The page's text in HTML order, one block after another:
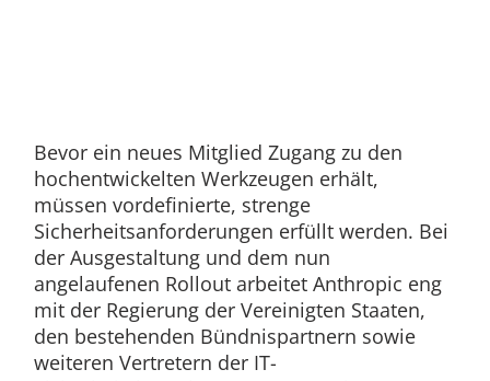
Bevor ein neues Mitglied Zugang zu den
hochentwickelten Werkzeugen erhält,
müssen vordefinierte, strenge
Sicherheitsanforderungen erfüllt werden. Bei
der Ausgestaltung und dem nun
angelaufenen Rollout arbeitet Anthropic eng
mit der Regierung der Vereinigten Staaten,
den bestehenden Bündnispartnern sowie
weiteren Vertretern der IT-